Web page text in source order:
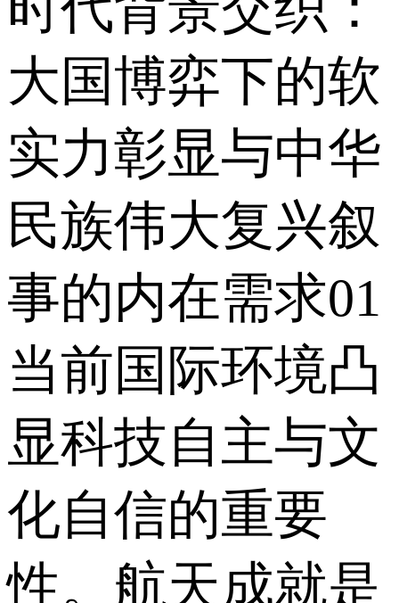
大国博弈下的软
实力彰显与中华
民族伟大复兴叙
事的内在需求01
当前国际环境凸
显科技自主与文
化自信的重要
性。航天成就是